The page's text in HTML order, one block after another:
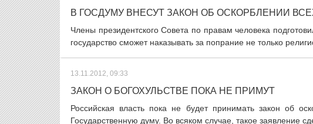
В ГОСДУМУ ВНЕСУТ ЗАКОН ОБ ОСКОРБЛЕНИИ
Члены президентского Совета по правам человека
государство сможет наказывать за попрание не только
13.11.2012, 09:33
ЗАКОН О БОГОХУЛЬСТВЕ ПОКА НЕ ПРИМУТ
Российская власть пока не будет принимать закон об
Государственную думу. Во всяком случае, такое заявление